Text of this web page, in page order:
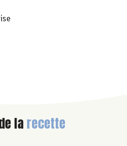
larecette